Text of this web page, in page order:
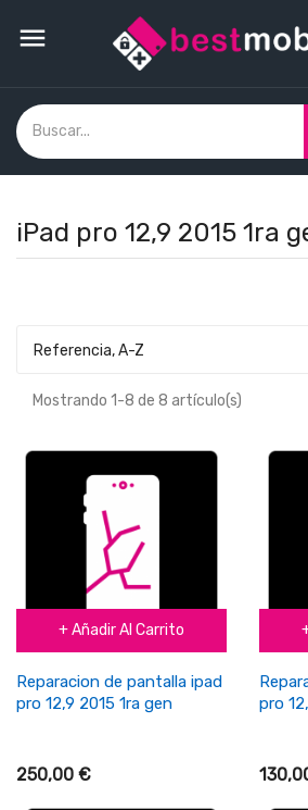

iPad pro 12,9 2015 1ra
Referencia, A-Z
Mostrando 1-8 de 8 artículo(s)
+ Añadir Al Carrito
Reparacion de pantalla ipad
pro 12,9 2015 1ra gen
250,00 €
pro